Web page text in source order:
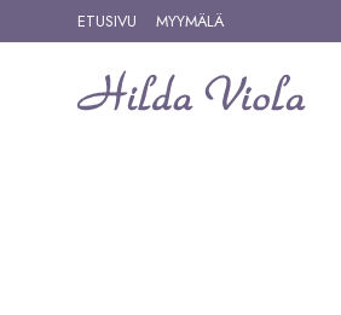
Siirry sisältöön
ETUSIVU MYYMÄLÄ